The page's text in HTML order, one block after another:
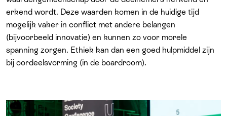
erkend wordt. Deze waarden komen in de huidige tijd
mogelijk vaker in conflict met andere belangen
(bijvoorbeeld innovatie) en kunnen zo voor morele
spanning zorgen. Ethiek kan dan een goed hulpmiddel zijn
bij oordeelsvorming (in de boardroom).